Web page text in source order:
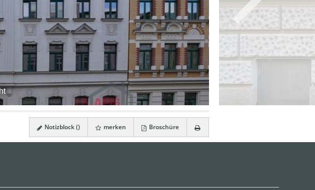
Notizblock () merken Broschüre